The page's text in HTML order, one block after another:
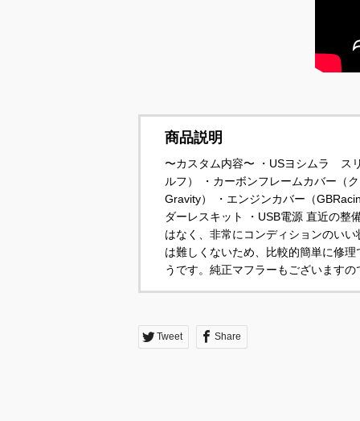
商品説明
〜カスタム内容〜 ・USヨシムラ ス
ルフ） ・カーボンフレームカバー（
Gravity） ・エンジンカバー（
ダーレスキット ・USB電源 直近の整
はなく、非常にコンディションのい
は難しくないため、比較的簡単に修
うです。純正マフラーもございます
Tweet Share